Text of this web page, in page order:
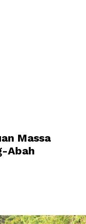
Massa
Abah